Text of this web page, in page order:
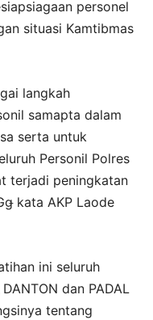
personel
situasi Kamtibmas
langkah
samapta dalam
serta untuk
Personil Polres
terjadi peningkatan
kata AKP Laode
ini seluruh
dan PADAL
tentang